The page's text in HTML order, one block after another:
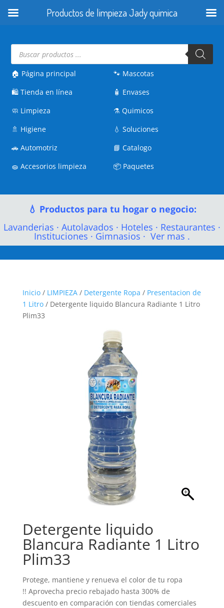
Búsqueda
productos
🏠 Página principal
🛍️Tienda en línea
🧼 Limpieza
🚿 Higiene
🚗Automotriz
🧽Accesorios limpieza
🐾 Mascotas
🧴 Envases
⚗️Quimicos
💧Soluciones
📘Catalogo
📦 Paquetes
💧 Productos para tu hogar o negocio:
Lavanderias · Autolavados · Hoteles · Restaurantes ·
Instituciones · Gimnasios · Ver mas .
Inicio/ LIMPIEZA/ Detergente Ropa / Presentacion de
1 Litro/ Detergente liquido Blancura Radiante 1 Litro
Plim33
Detergente liquido
Blancura Radiante 1 Litro
Plim33
Protege, mantiene y renueva el color de tu ropa
!! Aprovecha precio rebajado hasta 300% de
descuento en comparación con tiendas comerciales
Productos de limpieza Jady quimica